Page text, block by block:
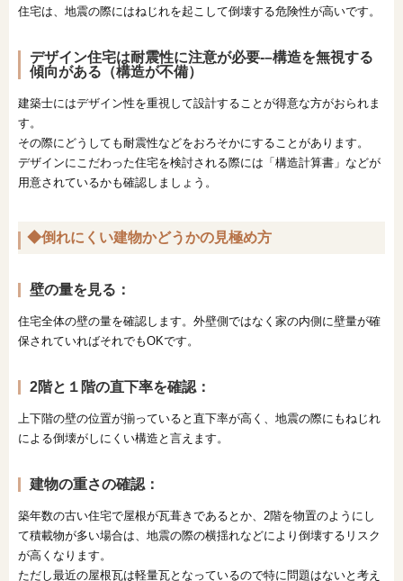
住宅は、地震の際にはねじれを起こして倒壊する危険性が高いです。
デザイン住宅は耐震性に注意が必要-–構造を無視する
傾向がある（構造が不備）
建築士にはデザイン性を重視して設計することが得意な方がおられま
す。
その際にどうしても耐震性などをおろそかにすることがあります。
デザインにこだわった住宅を検討される際には「構造計算書」などが
用意されているかも確認しましょう。
◆倒れにくい建物かどうかの見極め方
壁の量を見る ：
住宅全体の壁の量を確認します。外壁側ではなく家の内側に壁量が確
保されていればそれでもOKです。
2階と１階の直下率を確認：
上下階の壁の位置が揃っていると直下率が高く、地震の際にもねじれ
による倒壊がしにくい構造と言えます。
建物の重さの確認：
築年数の古い住宅で屋根が瓦葺きであるとか、2階を物置のようにし
て積載物が多い場合は、地震の際の横揺れなどにより倒壊するリスク
が高くなります。
ただし最近の屋根瓦は軽量瓦となっているので特に問題はないと考え